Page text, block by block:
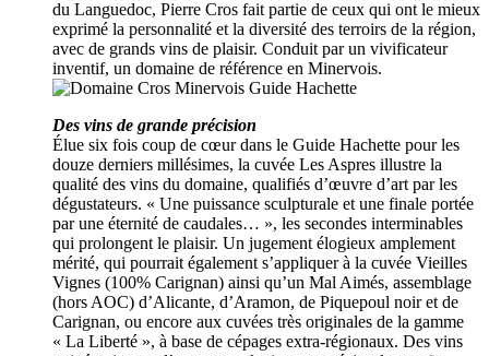
du Languedoc, Pierre Cros fait partie de ceux qui ont le mieux
exprimé la personnalité et la diversité des terroirs de la région,
avec de grands vins de plaisir. Conduit par un vivificateur
inventif, un domaine de référence en Minervois.
Des vins de grande précision
Élue six fois coup de cœur dans le Guide Hachette pour les
douze derniers millésimes, la cuvée Les Aspres illustre la
qualité des vins du domaine, qualifiés d’œuvre d’art par les
dégustateurs. « Une puissance sculpturale et une finale portée
par une éternité de caudales… », les secondes interminables
qui prolongent le plaisir. Un jugement élogieux amplement
mérité, qui pourrait également s’appliquer à la cuvée Vieilles
Vignes (100% Carignan) ainsi qu’un Mal Aimés, assemblage
(hors AOC) d’Alicante, d’Aramon, de Piquepoul noir et de
Carignan, ou encore aux cuvées très originales de la gamme
« La Liberté », à base de cépages extra-régionaux. Des vins